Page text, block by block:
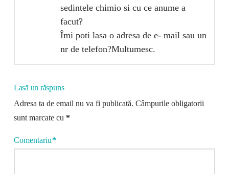
sedintele chimio si cu ce anume a
facut?
Îmi poti lasa o adresa de e- mail sau un
nr de telefon?Multumesc.
Lasă un răspuns
Adresa ta de email nu va fi publicată. Câmpurile obligatorii
sunt marcate cu *
Comentariu*